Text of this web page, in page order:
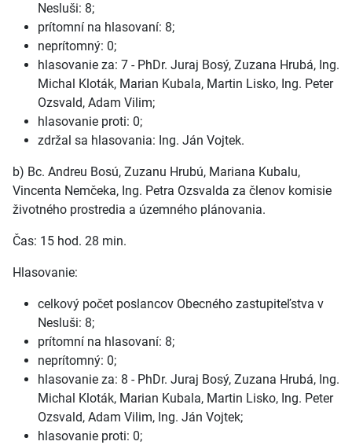
Nesluši: 8;
prítomní na hlasovaní: 8;
neprítomný: 0;
hlasovanie za: 7 - PhDr. Juraj Bosý, Zuzana Hrubá, Ing.
Michal Kloták, Marian Kubala, Martin Lisko, Ing. Peter
Ozsvald, Adam Vilim;
hlasovanie proti: 0;
zdržal sa hlasovania: Ing. Ján Vojtek.
b) Bc. Andreu Bosú, Zuzanu Hrubú, Mariana Kubalu,
Vincenta Nemčeka, Ing. Petra Ozsvalda za členov komisie
životného prostredia a územného plánovania.
Čas: 15 hod. 28 min.
Hlasovanie:
celkový počet poslancov Obecného zastupiteľstva v
Nesluši: 8;
prítomní na hlasovaní: 8;
neprítomný: 0;
hlasovanie za: 8 - PhDr. Juraj Bosý, Zuzana Hrubá, Ing.
Michal Kloták, Marian Kubala, Martin Lisko, Ing. Peter
Ozsvald, Adam Vilim, Ing. Ján Vojtek;
hlasovanie proti: 0;